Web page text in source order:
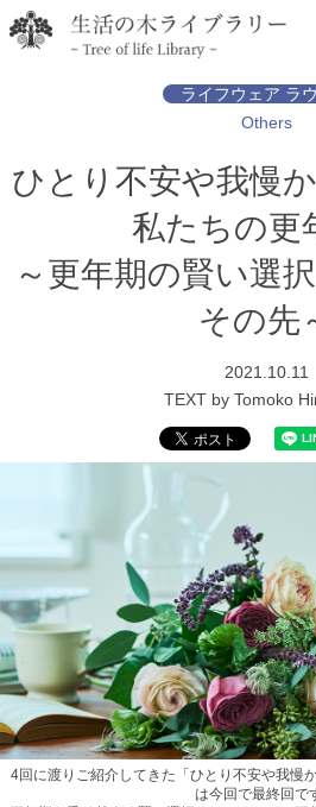
ライフウェア ラ
Others
ひとり不安や我慢
私たちの
～更年期の賢い選
その先
2021.10.11
TEXT by Tomoko
4回に渡りご紹介してきた「ひとり不安や我慢
は今回で最終回で